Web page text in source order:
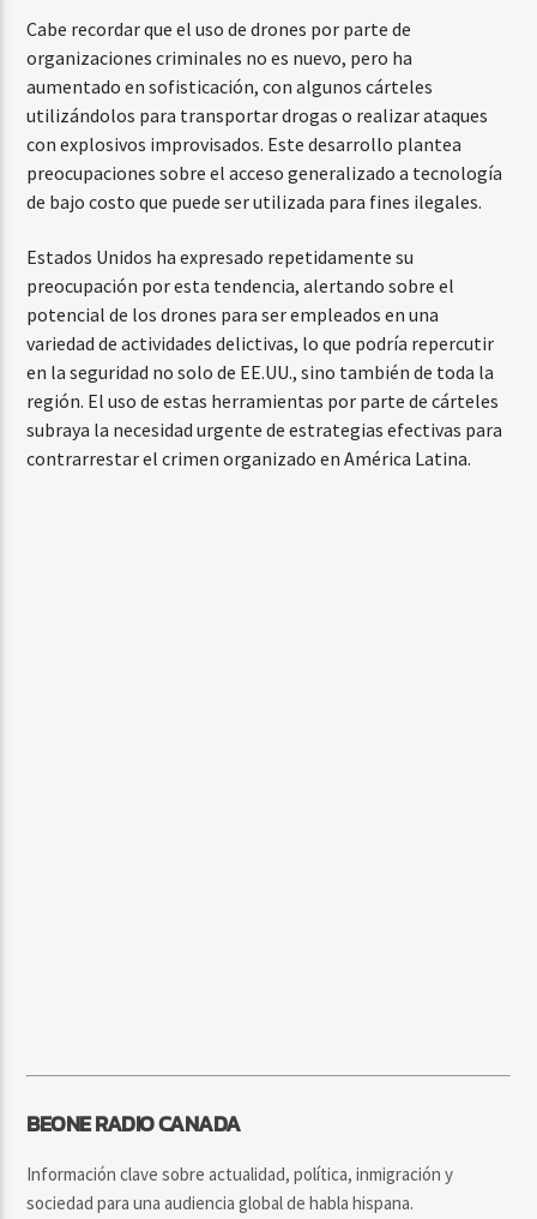
Cabe recordar que el uso de drones por parte de
organizaciones criminales no es nuevo, pero ha
aumentado en sofisticación, con algunos cárteles
utilizándolos para transportar drogas o realizar ataques
con explosivos improvisados. Este desarrollo plantea
preocupaciones sobre el acceso generalizado a tecnología
de bajo costo que puede ser utilizada para fines ilegales.
Estados Unidos ha expresado repetidamente su
preocupación por esta tendencia, alertando sobre el
potencial de los drones para ser empleados en una
variedad de actividades delictivas, lo que podría repercutir
en la seguridad no solo de EE.UU., sino también de toda la
región. El uso de estas herramientas por parte de cárteles
subraya la necesidad urgente de estrategias efectivas para
contrarrestar el crimen organizado en América Latina.
BEONE RADIO CANADA
Información clave sobre actualidad, política, inmigración y
sociedad para una audiencia global de habla hispana.